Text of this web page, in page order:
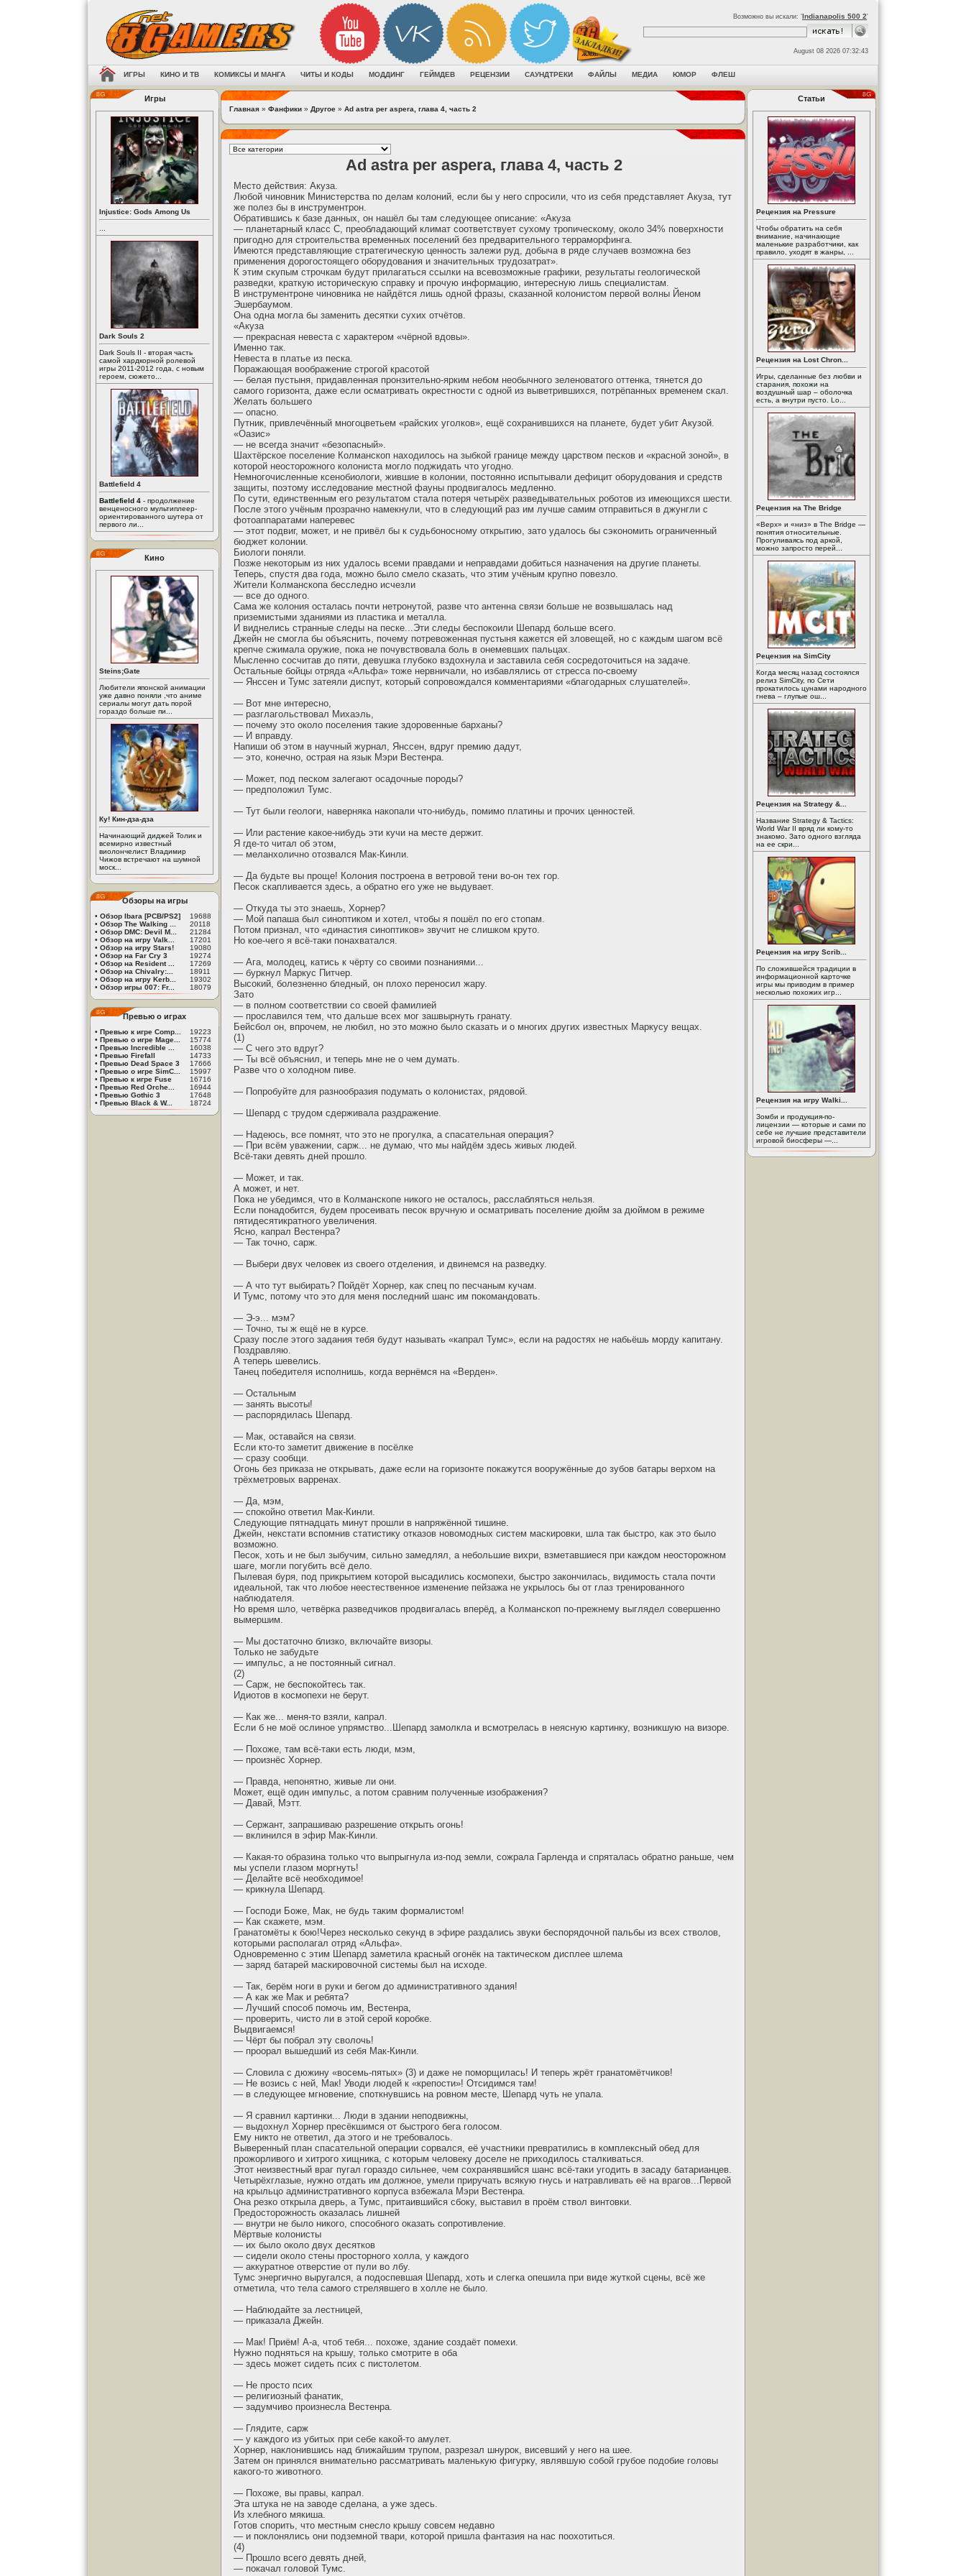
Возможно вы искали: 'Indianapolis 500 2'
August 08 2026 07:32:43
ИГРЫ КИНО И ТВ КОМИКСЫ И МАНГА ЧИТЫ И КОДЫ МОДДИНГ ГЕЙМДЕВ РЕЦЕНЗИИ САУНДТРЕКИ ФАЙЛЫ МЕДИА ЮМОР ФЛЕШ
Игры
Injustice: Gods Among Us
Dark Souls 2
Dark Souls II - вторая часть
самой хардкорной ролевой
игры 2011-2012 года, с новым
героем, сюжето...
Battlefield 4
Battlefield 4 - продолжение
венценосного мультиплеер-
ориентированного шутера от
первого ли...
Кино
Steins;Gate
Любители японской анимации
уже давно поняли ,что аниме
сериалы могут дать порой
гораздо больше пи...
Ку! Кин-дза-дза
Начинающий диджей Толик и
всемирно известный
виолончелист Владимир
Чижов встречают на шумной
моск...
Обзоры на игры
• Обзор Ibara [PCB/PS2]
19688
• Обзор The Walking ...
20118
• Обзор DMC: Devil M...
21284
• Обзор на игру Valk...
17201
• Обзор на игру Stars!
19080
• Обзор на Far Cry 3
19274
• Обзор на Resident ...
17269
• Обзор на Chivalry:...
18911
• Обзор на игру Kerb...
19302
• Обзор игры 007: Fr... 18079
Превью о играх
• Превью к игре Comp...
19223
• Превью о игре Mage...
15774
• Превью Incredible ...
16038
• Превью Firefall
14733
• Превью Dead Space 3
17666
• Превью о игре SimC...
15997
• Превью к игре Fuse
16716
• Превью Red Orche...
16944
• Превью Gothic 3
17648
• Превью Black & W... 18724
Главная » Фанфики » Другое » Ad astra per aspera, глава 4, часть 2
Ad astra per aspera, глава 4, часть 2
Место действия: Акуза.
Любой чиновник Министерства по делам колоний, если бы у него спросили, что из себя представляет Акуза, тут
же полез бы в инструментрон.
Обратившись к базе данных, он нашёл бы там следующее описание: «Акуза
— планетарный класс С, преобладающий климат соответствует сухому тропическому, около 34% поверхности
пригодно для строительства временных поселений без предварительного терраморфинга.
Имеются представляющие стратегическую ценность залежи руд, добыча в ряде случаев возможна без
применения дорогостоящего оборудования и значительных трудозатрат».
К этим скупым строчкам будут прилагаться ссылки на всевозможные графики, результаты геологической
разведки, краткую историческую справку и прочую информацию, интересную лишь специалистам.
В инструментроне чиновника не найдётся лишь одной фразы, сказанной колонистом первой волны Йеном
Эшербаумом.
Она одна могла бы заменить десятки сухих отчётов.
«Акуза
— прекрасная невеста с характером «чёрной вдовы».
Именно так.
Невеста в платье из песка.
Поражающая воображение строгой красотой
— белая пустыня, придавленная пронзительно-ярким небом необычного зеленоватого оттенка, тянется до
самого горизонта, даже если осматривать окрестности с одной из выветрившихся, потрёпанных временем скал.
Желать большего
— опасно.
Путник, привлечённый многоцветьем «райских уголков», ещё сохранившихся на планете, будет убит Акузой.
«Оазис»
— не всегда значит «безопасный».
Шахтёрское поселение Колманскоп находилось на зыбкой границе между царством песков и «красной зоной», в
которой неосторожного колониста могло поджидать что угодно.
Немногочисленные ксенобиологи, жившие в колонии, постоянно испытывали дефицит оборудования и средств
защиты, поэтому исследование местной фауны продвигалось медленно.
По сути, единственным его результатом стала потеря четырёх разведывательных роботов из имеющихся шести.
После этого учёным прозрачно намекнули, что в следующий раз им лучше самим отправиться в джунгли с
фотоаппаратами наперевес
— этот подвиг, может, и не привёл бы к судьбоносному открытию, зато удалось бы сэкономить ограниченный
бюджет колонии.
Биологи поняли.
Позже некоторым из них удалось всеми правдами и неправдами добиться назначения на другие планеты.
Теперь, спустя два года, можно было смело сказать, что этим учёным крупно повезло.
Жители Колманскопа бесследно исчезли
— все до одного.
Сама же колония осталась почти нетронутой, разве что антенна связи больше не возвышалась над
приземистыми зданиями из пластика и металла.
И виднелись странные следы на песке...Эти следы беспокоили Шепард больше всего.
Джейн не смогла бы объяснить, почему потревоженная пустыня кажется ей зловещей, но с каждым шагом всё
крепче сжимала оружие, пока не почувствовала боль в онемевших пальцах.
Мысленно сосчитав до пяти, девушка глубоко вздохнула и заставила себя сосредоточиться на задаче.
Остальные бойцы отряда «Альфа» тоже нервничали, но избавлялись от стресса по-своему
— Янссен и Тумс затеяли диспут, который сопровождался комментариями «благодарных слушателей».
— Вот мне интересно,
— разглагольствовал Михаэль,
— почему это около поселения такие здоровенные барханы?
— И вправду.
Напиши об этом в научный журнал, Янссен, вдруг премию дадут,
— это, конечно, острая на язык Мэри Вестенра.
— Может, под песком залегают осадочные породы?
— предположил Тумс.
— Тут были геологи, наверняка накопали что-нибудь, помимо платины и прочих ценностей.
— Или растение какое-нибудь эти кучи на месте держит.
Я где-то читал об этом,
— меланхолично отозвался Мак-Кинли.
— Да будьте вы проще! Колония построена в ветровой тени во-он тех гор.
Песок скапливается здесь, а обратно его уже не выдувает.
— Откуда ты это знаешь, Хорнер?
— Мой папаша был синоптиком и хотел, чтобы я пошёл по его стопам.
Потом признал, что «династия синоптиков» звучит не слишком круто.
Но кое-чего я всё-таки понахватался.
— Ага, молодец, катись к чёрту со своими познаниями...
— буркнул Маркус Питчер.
Высокий, болезненно бледный, он плохо переносил жару.
Зато
— в полном соответствии со своей фамилией
— прославился тем, что дальше всех мог зашвырнуть гранату.
Бейсбол он, впрочем, не любил, но это можно было сказать и о многих других известных Маркусу вещах.
(1)
— С чего это вдруг?
— Ты всё объяснил, и теперь мне не о чем думать.
Разве что о холодном пиве.
— Попробуйте для разнообразия подумать о колонистах, рядовой.
— Шепард с трудом сдерживала раздражение.
— Надеюсь, все помнят, что это не прогулка, а спасательная операция?
— При всём уважении, сарж... не думаю, что мы найдём здесь живых людей.
Всё-таки девять дней прошло.
— Может, и так.
А может, и нет.
Пока не убедимся, что в Колманскопе никого не осталось, расслабляться нельзя.
Если понадобится, будем просеивать песок вручную и осматривать поселение дюйм за дюймом в режиме
пятидесятикратного увеличения.
Ясно, капрал Вестенра?
— Так точно, сарж.
— Выбери двух человек из своего отделения, и двинемся на разведку.
— А что тут выбирать? Пойдёт Хорнер, как спец по песчаным кучам.
И Тумс, потому что это для меня последний шанс им покомандовать.
— Э-э... мэм?
— Точно, ты ж ещё не в курсе.
Сразу после этого задания тебя будут называть «капрал Тумс», если на радостях не набьёшь морду капитану.
Поздравляю.
А теперь шевелись.
Танец победителя исполнишь, когда вернёмся на «Верден».
— Остальным
— занять высоты!
— распорядилась Шепард.
— Мак, оставайся на связи.
Если кто-то заметит движение в посёлке
— сразу сообщи.
Огонь без приказа не открывать, даже если на горизонте покажутся вооружённые до зубов батары верхом на
трёхметровых варренах.
— Да, мэм,
— спокойно ответил Мак-Кинли.
Следующие пятнадцать минут прошли в напряжённой тишине.
Джейн, некстати вспомнив статистику отказов новомодных систем маскировки, шла так быстро, как это было
возможно.
Песок, хоть и не был зыбучим, сильно замедлял, а небольшие вихри, взметавшиеся при каждом неосторожном
шаге, могли погубить всё дело.
Пылевая буря, под прикрытием которой высадились космопехи, быстро закончилась, видимость стала почти
идеальной, так что любое неестественное изменение пейзажа не укрылось бы от глаз тренированного
наблюдателя.
Но время шло, четвёрка разведчиков продвигалась вперёд, а Колманскоп по-прежнему выглядел совершенно
вымершим.
— Мы достаточно близко, включайте визоры.
Только не забудьте
— импульс, а не постоянный сигнал.
(2)
— Сарж, не беспокойтесь так.
Идиотов в космопехи не берут.
— Как же... меня-то взяли, капрал.
Если б не моё ослиное упрямство...Шепард замолкла и всмотрелась в неясную картинку, возникшую на визоре.
— Похоже, там всё-таки есть люди, мэм,
— произнёс Хорнер.
— Правда, непонятно, живые ли они.
Может, ещё один импульс, а потом сравним полученные изображения?
— Давай, Мэтт.
— Сержант, запрашиваю разрешение открыть огонь!
— вклинился в эфир Мак-Кинли.
— Какая-то образина только что выпрыгнула из-под земли, сожрала Гарленда и спряталась обратно раньше, чем
мы успели глазом моргнуть!
— Делайте всё необходимое!
— крикнула Шепард.
— Господи Боже, Мак, не будь таким формалистом!
— Как скажете, мэм.
Гранатомёты к бою!Через несколько секунд в эфире раздались звуки беспорядочной пальбы из всех стволов,
которыми располагал отряд «Альфа».
Одновременно с этим Шепард заметила красный огонёк на тактическом дисплее шлема
— заряд батарей маскировочной системы был на исходе.
— Так, берём ноги в руки и бегом до административного здания!
— А как же Мак и ребята?
— Лучший способ помочь им, Вестенра,
— проверить, чисто ли в этой серой коробке.
Выдвигаемся!
— Чёрт бы побрал эту сволочь!
— проорал вышедший из себя Мак-Кинли.
— Словила с дюжину «восемь-пятых» (3) и даже не поморщилась! И теперь жрёт гранатомётчиков!
— Не возись с ней, Мак! Уводи людей к «крепости»! Отсидимся там!
— в следующее мгновение, споткнувшись на ровном месте, Шепард чуть не упала.
— Я сравнил картинки... Люди в здании неподвижны,
— выдохнул Хорнер пресёкшимся от быстрого бега голосом.
Ему никто не ответил, да этого и не требовалось.
Выверенный план спасательной операции сорвался, её участники превратились в комплексный обед для
прожорливого и хитрого хищника, с которым человеку доселе не приходилось сталкиваться.
Этот неизвестный враг пугал гораздо сильнее, чем сохранявшийся шанс всё-таки угодить в засаду батарианцев.
Четырёхглазые, нужно отдать им должное, умели приручать всякую гнусь и натравливать её на врагов...Первой
на крыльцо административного корпуса взбежала Мэри Вестенра.
Она резко открыла дверь, а Тумс, притаившийся сбоку, выставил в проём ствол винтовки.
Предосторожность оказалась лишней
— внутри не было никого, способного оказать сопротивление.
Мёртвые колонисты
— их было около двух десятков
— сидели около стены просторного холла, у каждого
— аккуратное отверстие от пули во лбу.
Тумс энергично выругался, а подоспевшая Шепард, хоть и слегка опешила при виде жуткой сцены, всё же
отметила, что тела самого стрелявшего в холле не было.
— Наблюдайте за лестницей,
— приказала Джейн.
— Мак! Приём! А-а, чтоб тебя... похоже, здание создаёт помехи.
Нужно подняться на крышу, только смотрите в оба
— здесь может сидеть псих с пистолетом.
— Не просто псих
— религиозный фанатик,
— задумчиво произнесла Вестенра.
— Глядите, сарж
— у каждого из убитых при себе какой-то амулет.
Хорнер, наклонившись над ближайшим трупом, разрезал шнурок, висевший у него на шее.
Затем он принялся внимательно рассматривать маленькую фигурку, являвшую собой грубое подобие головы
какого-то животного.
— Похоже, вы правы, капрал.
Эта штука не на заводе сделана, а уже здесь.
Из хлебного мякиша.
Готов спорить, что местным снесло крышу совсем недавно
— и поклонялись они подземной твари, которой пришла фантазия на нас поохотиться.
(4)
— Прошло всего девять дней,
— покачал головой Тумс.
Статьи
Рецензия на Pressure
Чтобы обратить на себя
внимание, начинающие
маленькие разработчики, как
правило, уходят в жанры, ...
Рецензия на Lost Chron...
Игры, сделанные без любви и
старания, похожи на
воздушный шар – оболочка
есть, а внутри пусто. Lo...
Рецензия на The Bridge
«Верх» и «низ» в The Bridge —
понятия относительные.
Прогуливаясь под аркой,
можно запросто перей...
Рецензия на SimCity
Когда месяц назад состоялся
релиз SimCity, по Сети
прокатилось цунами народного
гнева – глупые ош...
Рецензия на Strategy &...
Название Strategy & Tactics:
World War II вряд ли кому-то
знакомо. Зато одного взгляда
на ее скри...
Рецензия на игру Scrib...
По сложившейся традиции в
информационной карточке
игры мы приводим в пример
несколько похожих игр...
Рецензия на игру Walki...
Зомби и продукция-по-
лицензии — которые и сами по
себе не лучшие представители
игровой биосферы —...